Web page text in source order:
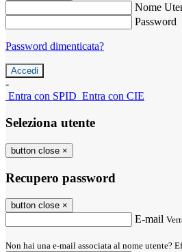
Nome
Password
Password dimenticata?
-
Entra con SPID Entra con CIE
Seleziona utente
button close ×
Recupero password
button close ×
E-mail
Non hai una e-mail associata al nome utente?